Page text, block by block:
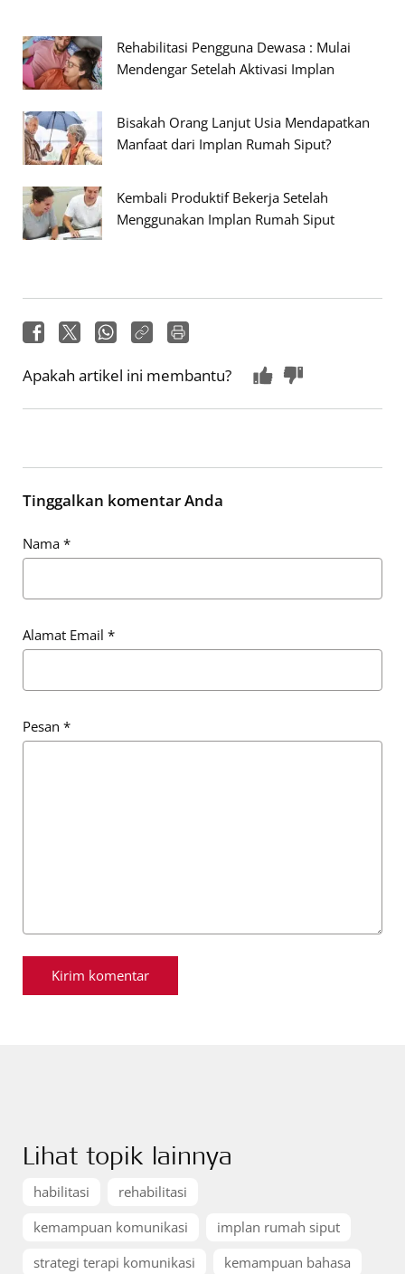
Rehabilitasi Pengguna Dewasa : Mulai
Mendengar Setelah Aktivasi Implan
Bisakah Orang Lanjut Usia Mendapatkan
Manfaat dari Implan Rumah Siput?
Kembali Produktif Bekerja Setelah
Menggunakan Implan Rumah Siput
Apakah artikel ini membantu?
Tinggalkan komentar Anda
Nama *
Alamat Email *
Pesan *
Lihat topik lainnya
habilitasi
rehabilitasi
kemampuan komunikasi
implan rumah siput
strategi terapi komunikasi
kemampuan bahasa